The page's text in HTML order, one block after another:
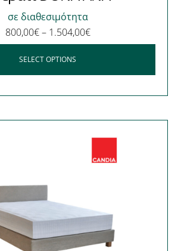
σε διαθεσιμότητα
800,00€– 1.504,00€
SELECT OPTIONS